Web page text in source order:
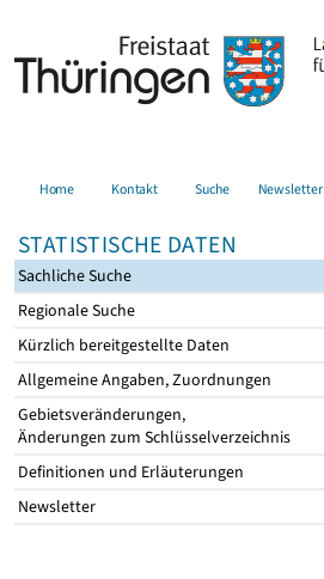
Home Kontakt Suche Newsletter
STATISTISCHE DATEN
Sachliche Suche
Regionale Suche
Kürzlich bereitgestellte Daten
Allgemeine Angaben, Zuordnungen
Gebietsveränderungen,
Änderungen zum Schlüsselverzeichnis
Definitionen und Erläuterungen
Newsletter